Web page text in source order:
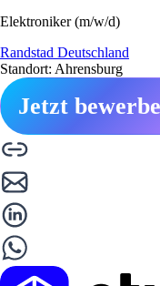
Elektroniker (m/w/d)
Randstad Deutschland
Standort: Ahrensburg
Jetzt